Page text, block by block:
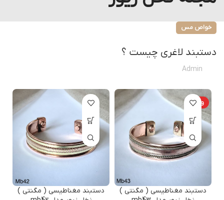
خواص مس
دستبند لاغری چیست ؟
Admin
ویژه
دستبند مغناطیسی ( مگنتی )
دستبند مغناطیسی ( مگنتی )